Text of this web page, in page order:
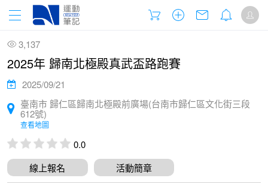
3,137
2025年 歸南北極殿真武盃路跑賽
2025/09/21
臺南市 歸仁區歸南北極殿前廣場(台南市歸仁區文化街三段
612號)
查看地圖
0.0
線上報名
活動簡章